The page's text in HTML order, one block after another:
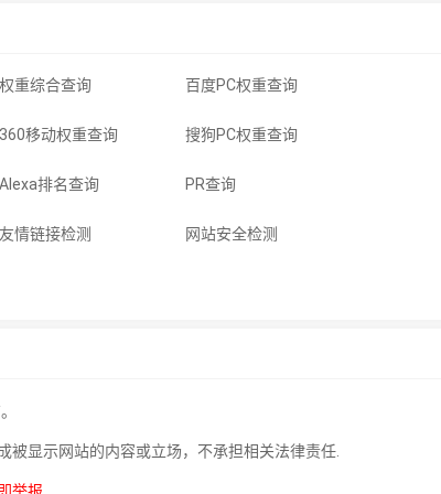
权重综合查询 百度PC权重查询
360移动权重查询 搜狗PC权重查询
Alexa排名查询 PR查询
友情链接检测 网站安全检测
被显示网站的内容或立场，不承担相关法律责任.